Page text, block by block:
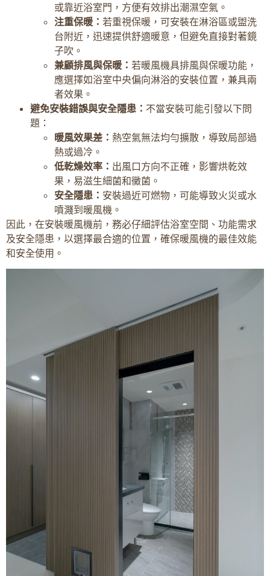
或靠近浴室門，方便有效排出潮濕空氣。
注重保暖： 若重視保暖，可安裝在淋浴區或盥洗
台附近，迅速提供舒適暖意，但避免直接對著鏡
子吹。
兼顧排風與保暖： 若暖風機具排風與保暖功能，
應選擇如浴室中央偏向淋浴的安裝位置，兼具兩
者效果。
避免安裝錯誤與安全隱患： 不當安裝可能引發以下問
題：
暖風效果差： 熱空氣無法均勻擴散，導致局部過
熱或過冷。
低乾燥效率： 出風口方向不正確，影響烘乾效
果，易滋生細菌和黴菌。
安全隱患： 安裝過近可燃物，可能導致火災或水
噴濺到暖風機。
因此，在安裝暖風機前，務必仔細評估浴室空間、功能需求
及安全隱患，以選擇最合適的位置，確保暖風機的最佳效能
和安全使用。